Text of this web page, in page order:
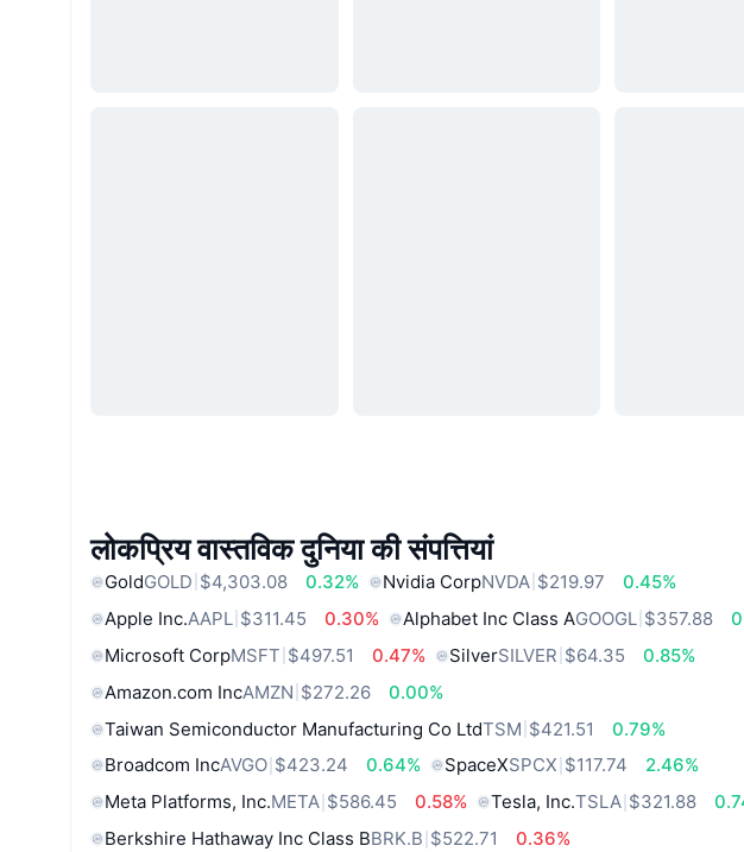
लोकप्रिय वास्तविक दुनिया की संपत्तियां
GoldGOLD $4,303.08 0.32% Nvidia CorpNVDA $219.97
0.45%
Apple Inc.AAPL $311.45 0.30% Alphabet Inc Class AGOOGL $357.88
Microsoft CorpMSFT $497.51 0.47% SilverSILVER $64.35
0.85%
Amazon.com IncAMZN $272.26
0.00%
Taiwan Semiconductor Manufacturing Co LtdTSM $421.51
0.79%
Broadcom IncAVGO $423.24 0.64% SpaceXSPCX $117.74
2.46%
Meta Platforms, Inc.META $586.45 0.58% Tesla, Inc.TSLA $321.88
Berkshire Hathaway Inc Class BBRK.B $522.71
0.36%